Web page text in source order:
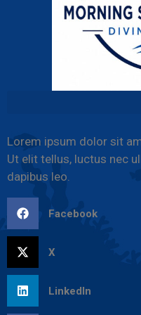
Lorem ipsum dolor sit
Ut elit tellus, luctus nec
dapibus leo.
Facebook
X
LinkedIn